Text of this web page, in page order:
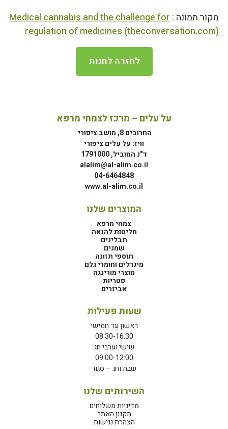
מקור תמונה :Medical cannabis and the challenge for
regulation of medicines (theconversation.com)
לחזרה לחנות
על עלים – מרכז לצמחי מרפא
החרובים 8, מושב ציפורי
וויז: על עלים ציפורי
ד"נ המוביל, 1791000
alalim@al-alim.co.il
04-6464848
www.al-alim.co.il
המוצרים שלנו
צמחי מרפא
חליטות להנאה
תבלינים
שמנים
תוספי תזונה
מינרלים וחומרי גלם
מוצרי מורינגה
פטריות
אביזרים
שעות פעילות
ראשון עד חמישי
08:30-16:30
שישי וערבי חג
09:00-12:00
שבת וחג – סגור
השירותים שלנו
מדיניות משלוחים
תקנון האתר
הצהרת נגישות